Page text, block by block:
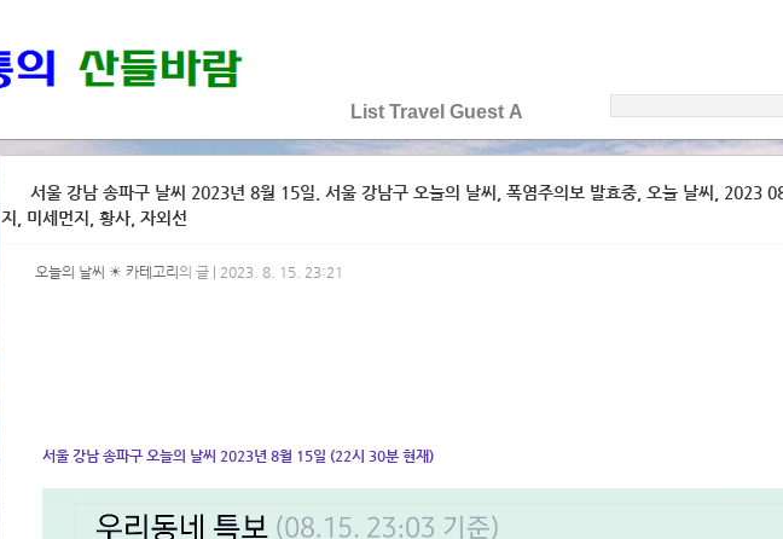
List Travel Guest A
서울 강남 송파구 날씨 2023년 8월 15일. 서울 강남구 오늘의 날씨, 폭염주의보 발효중, 오늘 날씨, 2023
지, 미세먼지, 황사, 자외선
오늘의 날씨 ☀ 카테고리 의 글 | 2023. 8. 15. 23:21
서울 강남 송파구 오늘의 날씨 2023년 8월 15일 (22시 30분 현재)